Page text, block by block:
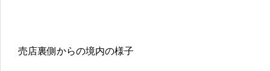
売店裏側からの境内の様子